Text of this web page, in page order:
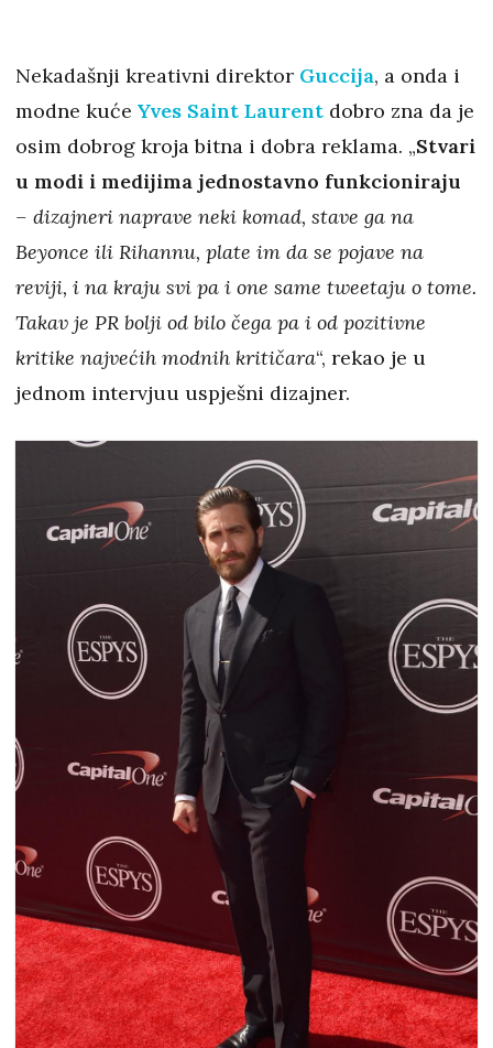
Nekadašnji kreativni direktor Guccija, a onda i
modne kuće Yves Saint Laurent dobro zna da je
osim dobrog kroja bitna i dobra reklama. „Stvari
u modi i medijima jednostavno funkcioniraju
– dizajneri naprave neki komad, stave ga na
Beyonce ili Rihannu, plate im da se pojave na
reviji, i na kraju svi pa i one same tweetaju o tome.
Takav je PR bolji od bilo čega pa i od pozitivne
kritike najvećih modnih kritičara“, rekao je u
jednom intervjuu uspješni dizajner.